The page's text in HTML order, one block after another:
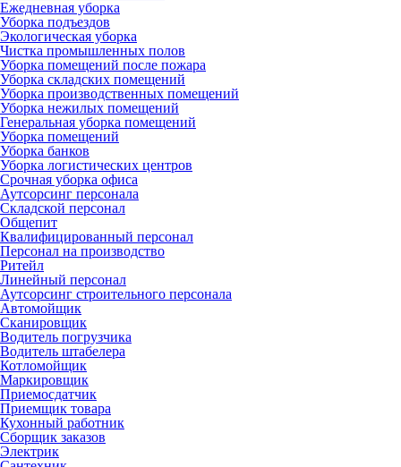
Ежедневная уборка
Уборка подъездов
Экологическая уборка
Чистка промышленных полов
Уборка помещений после пожара
Уборка складских помещений
Уборка производственных помещений
Уборка нежилых помещений
Генеральная уборка помещений
Уборка помещений
Уборка банков
Уборка логистических центров
Срочная уборка офиса
Аутсорсинг персонала
Складской персонал
Общепит
Квалифицированный персонал
Персонал на производство
Ритейл
Линейный персонал
Аутсорсинг строительного персонала
Автомойщик
Сканировщик
Водитель погрузчика
Водитель штабелера
Котломойщик
Маркировщик
Приемосдатчик
Приемщик товара
Кухонный работник
Сборщик заказов
Электрик